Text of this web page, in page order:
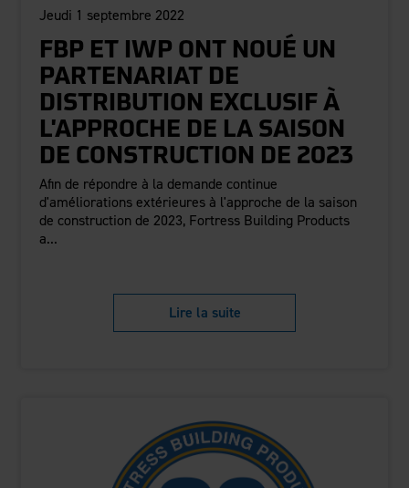
Jeudi 1 septembre 2022
FBP ET IWP ONT NOUÉ UN
PARTENARIAT DE
DISTRIBUTION EXCLUSIF À
L'APPROCHE DE LA SAISON
DE CONSTRUCTION DE 2023
Afin de répondre à la demande continue
d'améliorations extérieures à l'approche de la saison
de construction de 2023, Fortress Building Products
a...
Lire la suite